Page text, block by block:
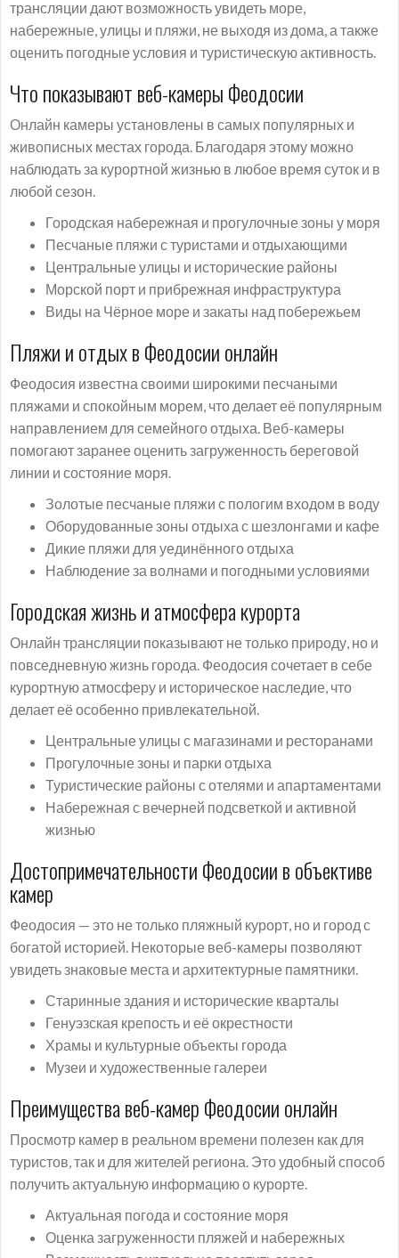
трансляции дают возможность увидеть море,
набережные, улицы и пляжи, не выходя из дома, а также
оценить погодные условия и туристическую активность.
Что показывают веб-камеры Феодосии
Онлайн камеры установлены в самых популярных и
живописных местах города. Благодаря этому можно
наблюдать за курортной жизнью в любое время суток и в
любой сезон.
Городская набережная и прогулочные зоны у моря
Песчаные пляжи с туристами и отдыхающими
Центральные улицы и исторические районы
Морской порт и прибрежная инфраструктура
Виды на Чёрное море и закаты над побережьем
Пляжи и отдых в Феодосии онлайн
Феодосия известна своими широкими песчаными
пляжами и спокойным морем, что делает её популярным
направлением для семейного отдыха. Веб-камеры
помогают заранее оценить загруженность береговой
линии и состояние моря.
Золотые песчаные пляжи с пологим входом в воду
Оборудованные зоны отдыха с шезлонгами и кафе
Дикие пляжи для уединённого отдыха
Наблюдение за волнами и погодными условиями
Городская жизнь и атмосфера курорта
Онлайн трансляции показывают не только природу, но и
повседневную жизнь города. Феодосия сочетает в себе
курортную атмосферу и историческое наследие, что
делает её особенно привлекательной.
Центральные улицы с магазинами и ресторанами
Прогулочные зоны и парки отдыха
Туристические районы с отелями и апартаментами
Набережная с вечерней подсветкой и активной
жизнью
Достопримечательности Феодосии в объективе
камер
Феодосия — это не только пляжный курорт, но и город с
богатой историей. Некоторые веб-камеры позволяют
увидеть знаковые места и архитектурные памятники.
Старинные здания и исторические кварталы
Генуэзская крепость и её окрестности
Храмы и культурные объекты города
Музеи и художественные галереи
Преимущества веб-камер Феодосии онлайн
Просмотр камер в реальном времени полезен как для
туристов, так и для жителей региона. Это удобный способ
получить актуальную информацию о курорте.
Актуальная погода и состояние моря
Оценка загруженности пляжей и набережных